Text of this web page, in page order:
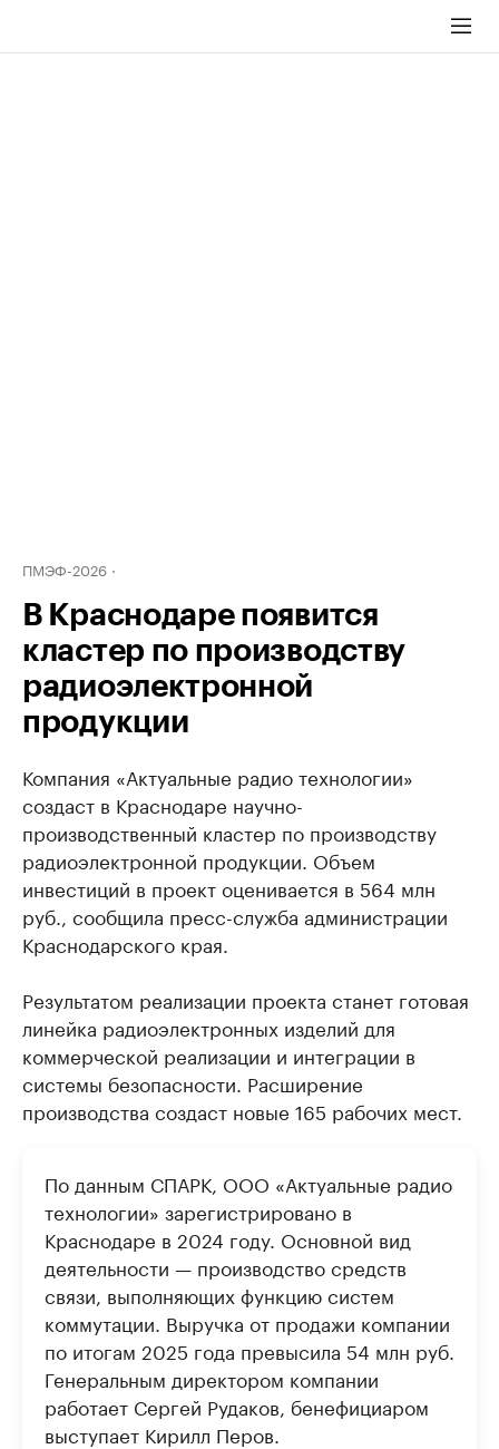
ПМЭФ-2026
В Краснодаре появится
кластер по производству
радиоэлектронной
продукции
Компания «Актуальные радио технологии»
создаст в Краснодаре научно-
производственный кластер по производству
радиоэлектронной продукции. Объем
инвестиций в проект оценивается в 564 млн
руб., сообщила пресс-служба администрации
Краснодарского края.
Результатом реализации проекта станет готовая
линейка радиоэлектронных изделий для
коммерческой реализации и интеграции в
системы безопасности. Расширение
производства создаст новые 165 рабочих мест.
По данным СПАРК, ООО «Актуальные радио
технологии» зарегистрировано в
Краснодаре в 2024 году. Основной вид
деятельности — производство средств
связи, выполняющих функцию систем
коммутации. Выручка от продажи компании
по итогам 2025 года превысила 54 млн руб.
Генеральным директором компании
работает Сергей Рудаков, бенефициаром
выступает Кирилл Перов.